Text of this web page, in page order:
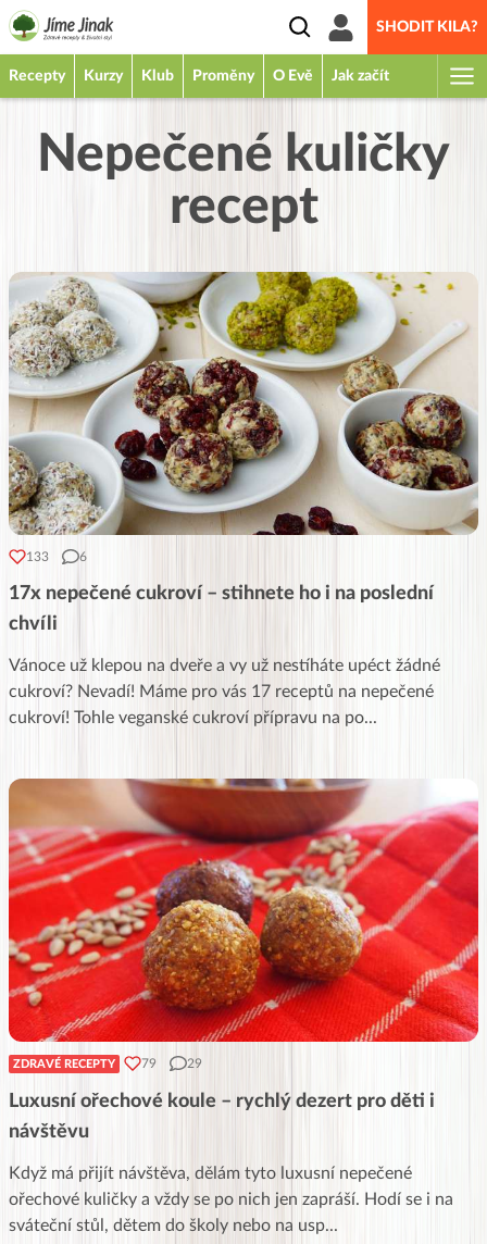
SHODIT KILA?
Recepty Kurzy Klub Proměny O Evě Jak začít
Nepečené kuličky
recept
133 6
17x nepečené cukroví – stihnete ho i na poslední
chvíli
Vánoce už klepou na dveře a vy už nestíháte upéct žádné
cukroví? Nevadí! Máme pro vás 17 receptů na nepečené
cukroví! Tohle veganské cukroví přípravu na po...
ZDRAVÉ RECEPTY 79 29
Luxusní ořechové koule – rychlý dezert pro děti i
návštěvu
Když má přijít návštěva, dělám tyto luxusní nepečené
ořechové kuličky a vždy se po nich jen zapráší. Hodí se i na
sváteční stůl, dětem do školy nebo na usp...